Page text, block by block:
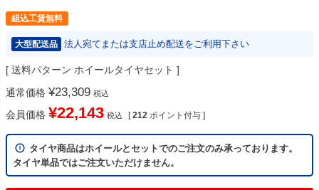
組込工賃無料
大型配送品 法人宛てまたは支店止め配送をご利用下さい
送料パターン ホイールタイヤセット
通常価格 ¥23,309 税込
会員価格 ¥22,143 税込 [ 212 ポイント付与 ]
タイヤ商品はホイールとセットでのご注文のみ承っております。
タイヤ単品ではご注文いただけません。